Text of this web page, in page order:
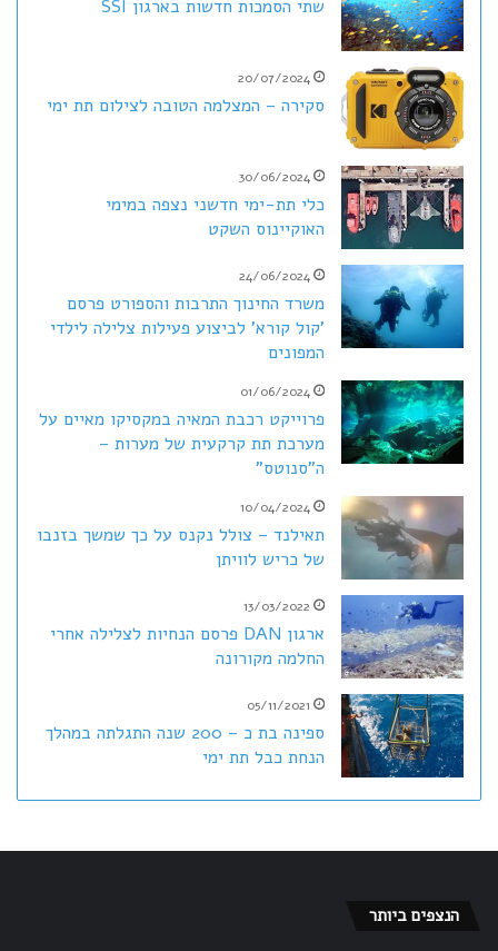
שתי הסמכות חדשות בארגון SSI
20/07/2024
סקירה – המצלמה הטובה לצילום תת ימי
30/06/2024
כלי תת-ימי חדשני נצפה במימי
האוקיינוס השקט
24/06/2024
משרד החינוך התרבות והספורט פרסם
'קול קורא' לביצוע פעילות צלילה לילדי
המפונים
01/06/2024
פרוייקט רכבת המאיה במקסיקו מאיים על
מערכת תת קרקעית של מערות –
ה"סנוטס"
10/04/2024
תאילנד – צולל נקנס על כך שמשך בזנבו
של כריש לוויתן
13/03/2022
ארגון DAN פרסם הנחיות לצלילה אחרי
החלמה מקורונה
05/11/2021
ספינה בת כ – 200 שנה התגלתה במהלך
הנחת כבל תת ימי
הנצפים ביותר